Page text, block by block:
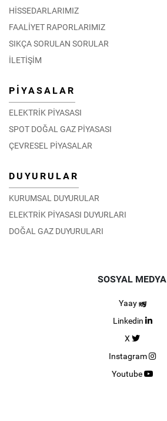
HİSSEDARLARIMIZ
FAALİYET RAPORLARIMIZ
SIKÇA SORULAN SORULAR
İLETİŞİM
PİYASALAR
ELEKTRİK PİYASASI
SPOT DOĞAL GAZ PİYASASI
ÇEVRESEL PİYASALAR
DUYURULAR
KURUMSAL DUYURULAR
ELEKTRİK PİYASASI DUYURLARI
DOĞAL GAZ DUYURULARI
SOSYAL MEDYA
Yaay
Linkedin
X
Instagram
Youtube